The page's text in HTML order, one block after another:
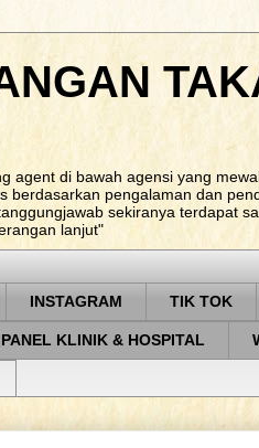
agent di bawah agensi yang
berdasarkan pengalaman dan
sekiranya terdapat
lanjut"
INSTAGRAM TIK TOK
PANEL KLINIK & HOSPITAL